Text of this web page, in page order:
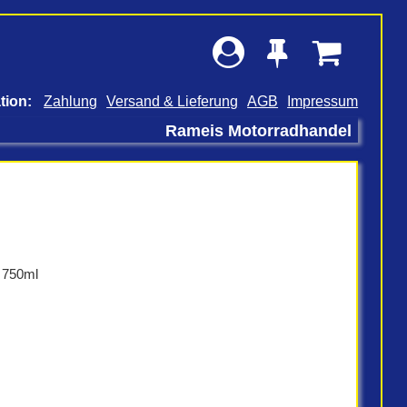
Zahlung Versand & Lieferung AGB Impressum
Rameis Motorradhandel